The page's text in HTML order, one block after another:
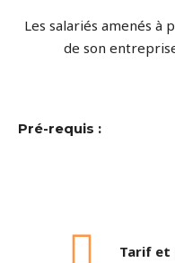
Les salariés amenés à
de son
Pré-requis :
Tarif et